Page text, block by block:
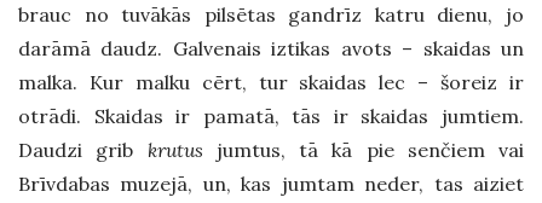
brauc no tuvākās pilsētas gandrīz katru dienu, jo
darāmā daudz. Galvenais iztikas avots – skaidas un
malka. Kur malku cērt, tur skaidas lec – šoreiz ir
otrādi. Skaidas ir pamatā, tās ir skaidas jumtiem.
Daudzi grib krutus jumtus, tā kā pie senčiem vai
Brīvdabas muzejā, un, kas jumtam neder, tas aiziet